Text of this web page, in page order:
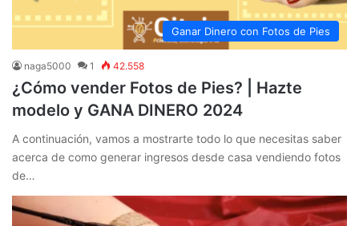
Ganar Dinero con Fotos de Pies
naga5000 1 42.558
¿Cómo vender Fotos de Pies? | Hazte
modelo y GANA DINERO 2024
A continuación, vamos a mostrarte todo lo que necesitas saber
acerca de como generar ingresos desde casa vendiendo fotos
de…